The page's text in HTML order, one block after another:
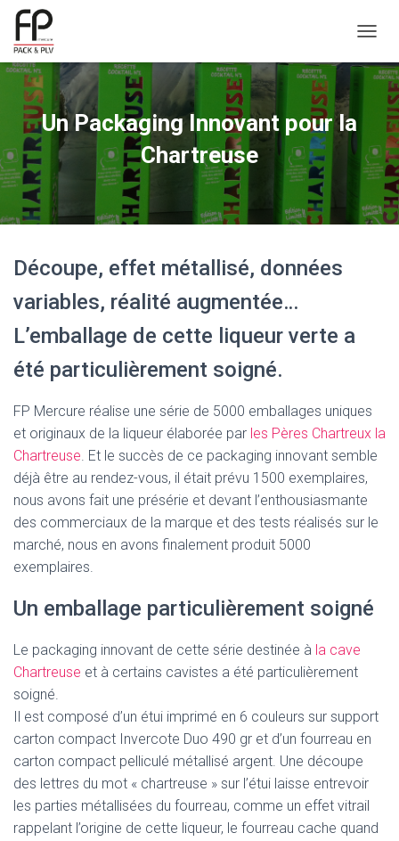
Un Packaging Innovant pour la
Chartreuse
Découpe, effet métallisé, données
variables, réalité augmentée…
L’emballage de cette liqueur verte a
été particulièrement soigné.
FP Mercure réalise une série de 5000 emballages uniques
et originaux de la liqueur élaborée par les Pères Chartreux la
Chartreuse. Et le succès de ce packaging innovant semble
déjà être au rendez-vous, il était prévu 1500 exemplaires,
nous avons fait une présérie et devant l’enthousiasmante
des commerciaux de la marque et des tests réalisés sur le
marché, nous en avons finalement produit 5000
exemplaires.
Un emballage particulièrement soigné
Le packaging innovant de cette série destinée à la cave
Chartreuse et à certains cavistes a été particulièrement
soigné.
Il est composé d’un étui imprimé en 6 couleurs sur support
carton compact Invercote Duo 490 gr et d’un fourreau en
carton compact pelliculé métallisé argent. Une découpe
des lettres du mot « chartreuse » sur l’étui laisse entrevoir
les parties métallisées du fourreau, comme un effet vitrail
rappelant l’origine de cette liqueur, le fourreau cache quand